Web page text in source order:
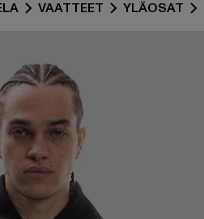
VAATTEET YLÄOSAT